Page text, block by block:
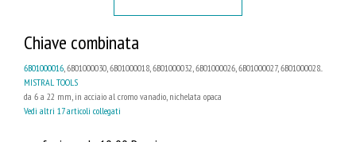
Chiave combinata
6B01000016, 6B01000030, 6B01000018, 6B01000032, 6B01000026, 6B01000027, 6B01000028...
MISTRAL TOOLS
da 6 a 22 mm, in acciaio al cromo vanadio, nichelata opaca
Vedi altri 17 articoli collegati